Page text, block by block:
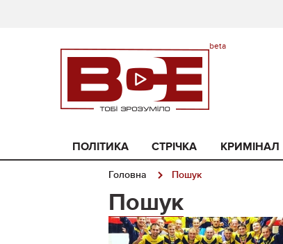
ПОЛІТИКА СТРІЧКА КРИМІНАЛ
Головна Пошук
Пошук